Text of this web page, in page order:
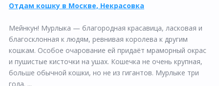
Отдам кошку в Москве, Некрасовка
Мейнкун! Мурлыка — благородная красавица, ласковая и
благосклонная к людям, ревнивая королева к другим
кошкам. Особое очарование ей придаёт мраморный окрас
и пушистые кисточки на ушах. Кошечка не очень крупная,
больше обычной кошки, но не из гигантов. Мурлыке три
года. ...